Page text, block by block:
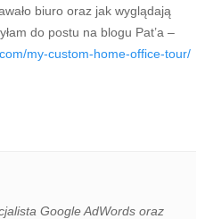
biuro oraz jak wyglądają
do postu na blogu Pat’a –
my-custom-home-office-tour/
Google AdWords oraz